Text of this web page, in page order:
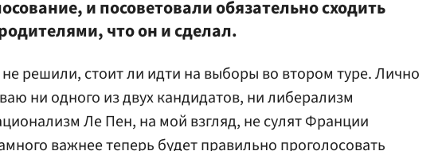
и посоветовали обязательно сходить
что он и сделал.
решили, стоит ли идти на выборы во втором туре. Лично
ни одного из двух кандидатов, ни либерализм
Ле Пен, на мой взгляд, не сулят Франции
важнее теперь будет правильно проголосовать